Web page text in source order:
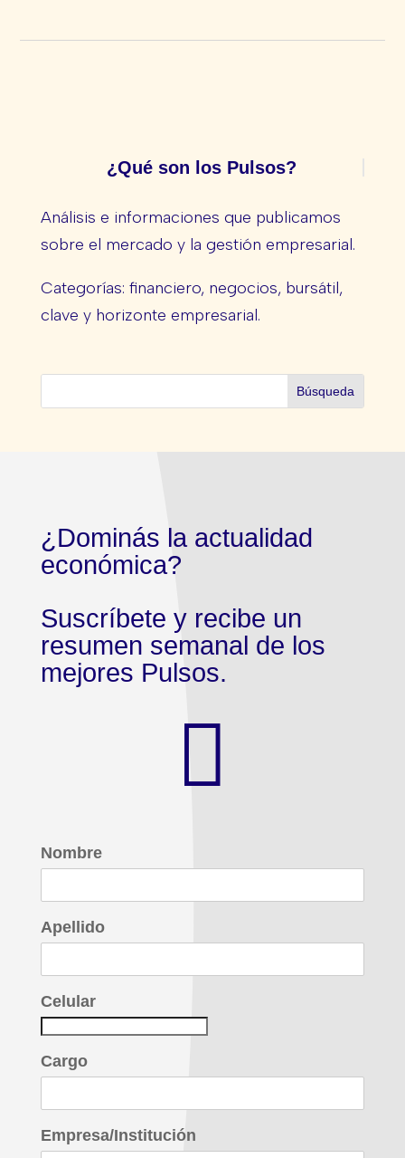
¿Qué son los Pulsos?
Análisis e informaciones que publicamos
sobre el mercado y la gestión empresarial.
Categorías: financiero, negocios, bursátil,
clave y horizonte empresarial.
¿Dominás la actualidad
económica?
Suscríbete y recibe un
resumen semanal de los
mejores Pulsos.

Nombre
Apellido
Celular
Cargo
Empresa/Institución